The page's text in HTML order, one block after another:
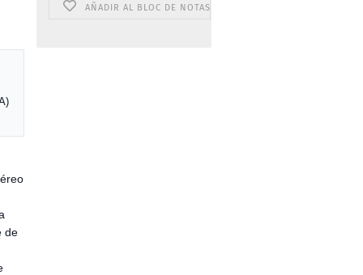
AÑADIR AL BLOC DE NOTAS
de